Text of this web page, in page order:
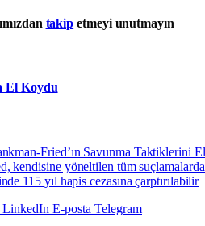
takip etmeyi unutmayın
El Koydu
Fried’ın Savunma Taktiklerini
kendisine yöneltilen tüm
115 yıl hapis cezasına çarptırılabilir
LinkedIn E-posta Telegram